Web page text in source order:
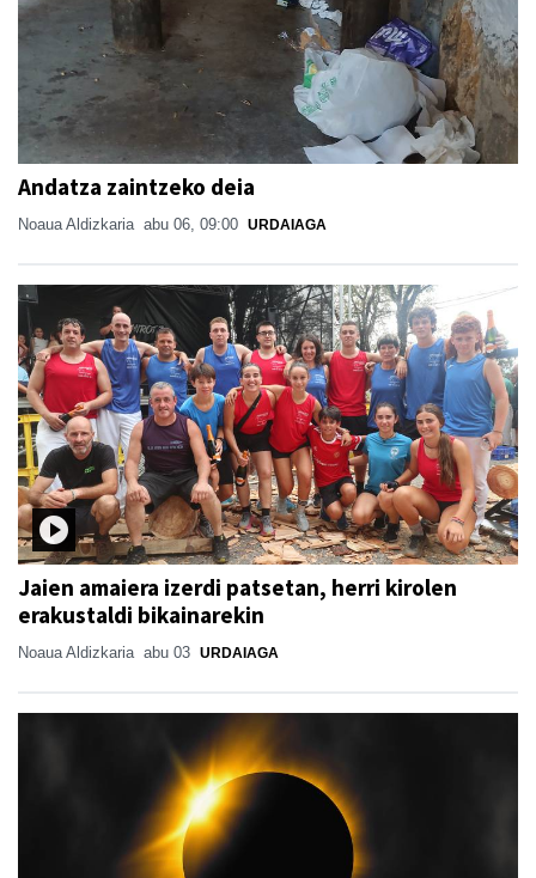
Andatza zaintzeko deia
Noaua Aldizkaria abu 06, 09:00 URDAIAGA
Jaien amaiera izerdi patsetan, herri kirolen
erakustaldi bikainarekin
Noaua Aldizkaria abu 03 URDAIAGA